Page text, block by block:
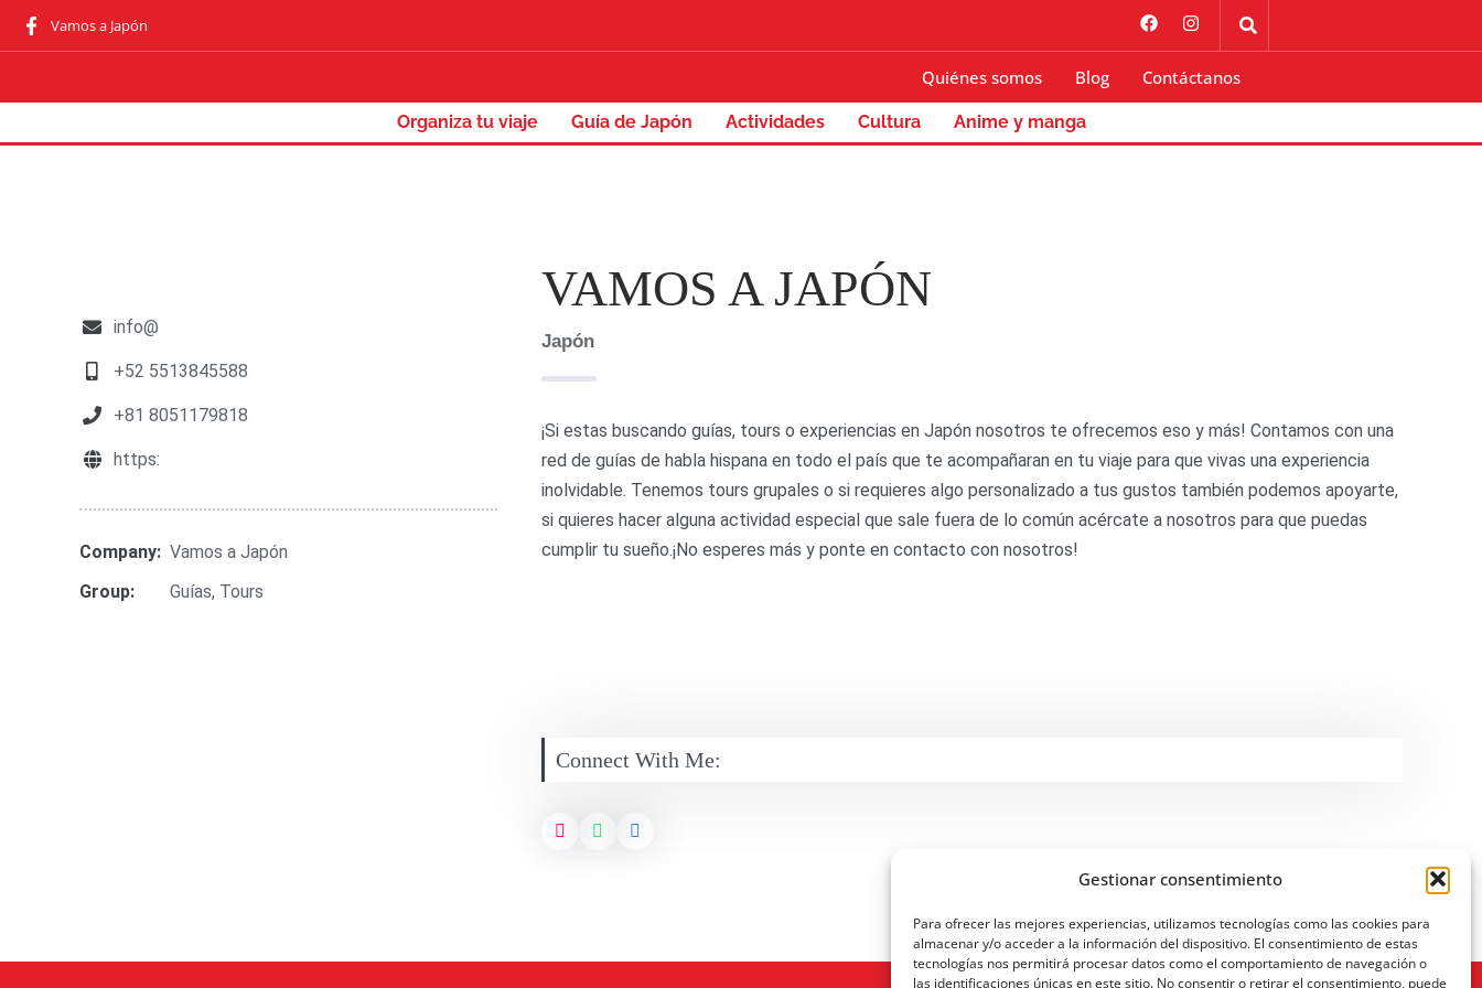
Gestionar consentimiento
Para ofrecer las mejores experiencias, utilizamos tecnologías como las cookies para
almacenar y/o acceder a la información del dispositivo. El consentimiento de estas
tecnologías nos permitirá procesar datos como el comportamiento de navegación o
las identificaciones únicas en este sitio. No consentir o retirar el consentimiento, puede
Vamos a Japón
Quiénes somos Blog Contáctanos
Organiza tu viaje Guía de Japón Actividades Cultura Anime y manga
info@
+52 5513845588
+81 8051179818
https:
Company: Vamos a Japón
Group:
Guías, Tours
VAMOS A JAPÓN
Japón
¡Si estas buscando guías, tours o experiencias en Japón nosotros te ofrecemos eso y más! Contamos con una
red de guías de habla hispana en todo el país que te acompañaran en tu viaje para que vivas una experiencia
inolvidable. Tenemos tours grupales o si requieres algo personalizado a tus gustos también podemos apoyarte,
si quieres hacer alguna actividad especial que sale fuera de lo común acércate a nosotros para que puedas
cumplir tu sueño.¡No esperes más y ponte en contacto con nosotros!
Connect With Me: